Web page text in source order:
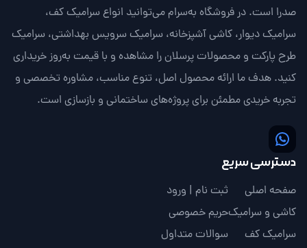
صدرا است. در فروشگاه به‌سرام می‌توانید انواع سرامیک کف،
سرامیک دیوار، کاشی آشپزخانه، سرامیک سرویس بهداشتی، سرامیک
طرح پارکت و محصولات پرسلان را مشاهده و با قیمت به‌روز خریداری
کنید. هدف ما ارائه محصول اصل، تنوع مناسب، مشاوره تخصصی و
تجربه خریدی مطمئن برای پروژه‌های ساختمانی و بازسازی است.
دسترسی سریع
صفحه اصلی
کاشی و سرامیک
سرامیک کف
ثبت نام | ورود
حریم خصوصی
سوالات متداول